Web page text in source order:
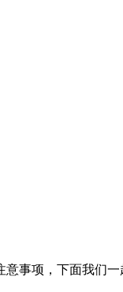
事项，下面我们一